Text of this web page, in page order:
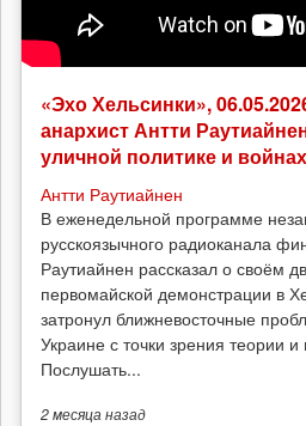
«Эхо Хельсинки»,
анархист Антти
уличной политике и войнах
Антти Раутиайнен
В еженедельной программе
русскоязычного радиоканала
Раутиайнен рассказал о своём
первомайской демонстрации в
затронул ближневосточные
Украине с точки зрения теории
Послушать...
2 месяцаназад